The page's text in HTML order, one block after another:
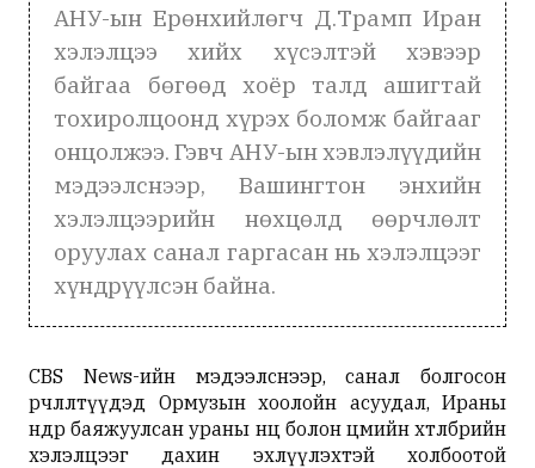
АНУ-ын Ерөнхийлөгч Д.Трамп Иран
хэлэлцээ хийх хүсэлтэй хэвээр
байгаа бөгөөд хоёр талд ашигтай
тохиролцоонд хүрэх боломж байгааг
онцолжээ. Гэвч АНУ-ын хэвлэлүүдийн
мэдээлснээр, Вашингтон энхийн
хэлэлцээрийн нөхцөлд өөрчлөлт
оруулах санал гаргасан нь хэлэлцээг
хүндрүүлсэн байна.
CBS News-ийн мэдээлснээр, санал болгосон
өөрчлөлтүүдэд Ормузын хоолойн асуудал, Ираны
өндөр баяжуулсан ураны нөөц болон цөмийн хөтөлбөрийн
хэлэлцээг дахин эхлүүлэхтэй холбоотой